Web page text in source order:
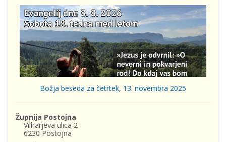
Božja beseda za četrtek, 13. novembra 2025
Župnija Postojna
Vilharjeva ulica 2
6230 Postojna